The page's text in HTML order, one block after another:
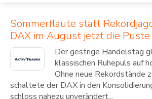
Sommerflaute statt
DAX im August jetzt die Puste
Der gestrige Handelstag
klassischen Ruhepuls auf
Ohne neue Rekordstände
schaltete der DAX in den
schloss nahezu unverändert...